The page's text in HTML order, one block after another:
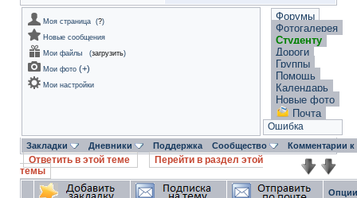
Моя страница (?)
Новые сообщения
Мои файлы
(загрузить)
Мои фото (+)
Мои настройки
Форумы
Фотогалерея
Студенту
Дороги
Группы
Помощь
Календарь
Новые фото
Почта
Ошибка
Закладки Дневники Поддержка Сообщество Комментарии
Ответить в этой теме
Перейти в раздел этой
темы